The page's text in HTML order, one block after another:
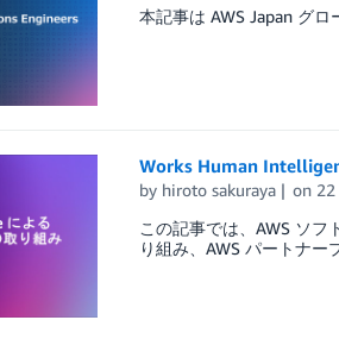
本記事は AWS Japan グ
Works Human
by hiroto sakuraya on
この記事では、AWS ソ
り組み、AWS パートナー